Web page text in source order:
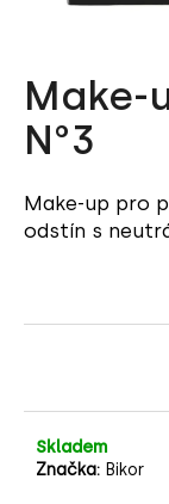
Make-
N°3
Make-up pro
odstín s
Skladem
Značka: Bikor
í
t
?
o
p
o